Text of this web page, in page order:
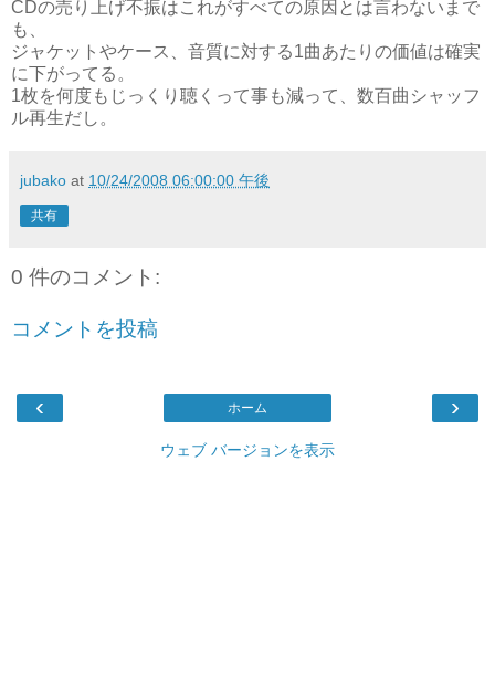
CDの売り上げ不振はこれがすべての原因とは言わないまで
も、
ジャケットやケース、音質に対する1曲あたりの価値は確実
に下がってる。
1枚を何度もじっくり聴くって事も減って、数百曲シャッフ
ル再生だし。
jubako at 10/24/2008 06:00:00 午後
共有
0 件のコメント:
コメントを投稿
‹ ›
ホーム
ウェブ バージョンを表示